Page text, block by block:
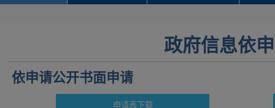
政府信息依
依申请公开书面申请